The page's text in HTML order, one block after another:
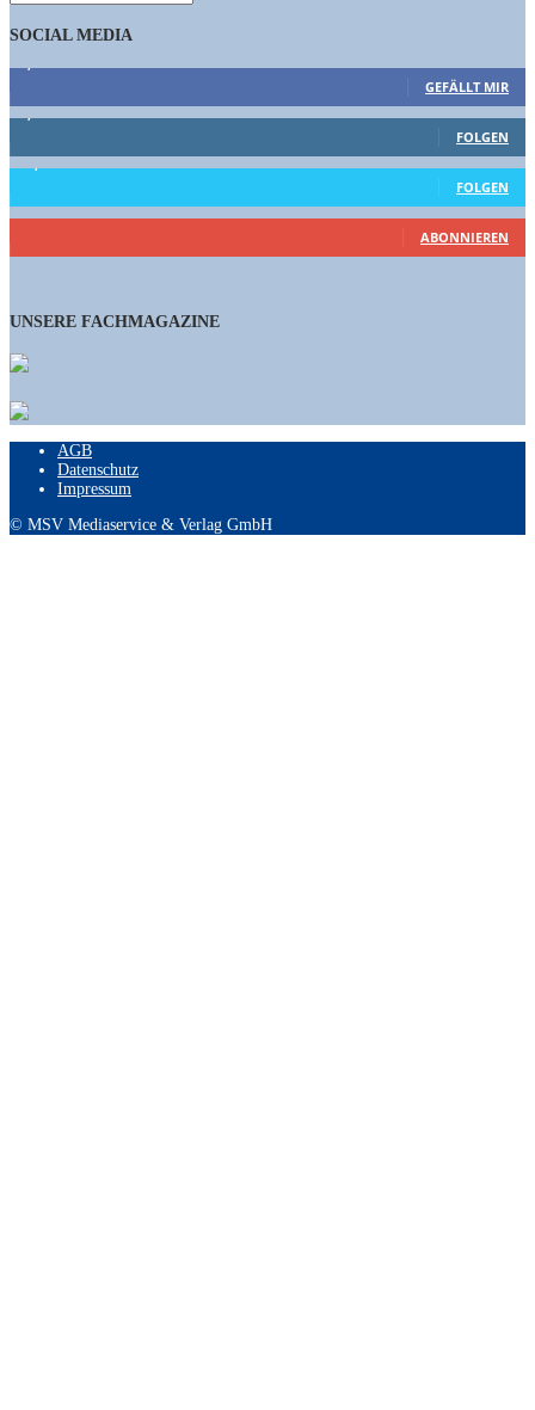
SOCIAL MEDIA
GEFÄLLT MIR
1,662 Follower
FOLGEN
15,658 Follower
FOLGEN
460 Abonnenten
ABONNIEREN
UNSERE FACHMAGAZINE
AGB
Datenschutz
Impressum
© MSV Mediaservice & Verlag GmbH